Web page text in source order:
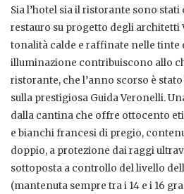
Sia l’hotel sia il ristorante sono
restauro su progetto degli architetti
tonalità calde e raffinate nelle tinte
illuminazione contribuiscono allo
ristorante, che l’anno scorso è
sulla prestigiosa Guida Veronelli.
dalla cantina che offre ottocento
e bianchi francesi di pregio,
doppio, a protezione dai raggi
sottoposta a controllo del livello
(mantenuta sempre tra i 14 e i 16